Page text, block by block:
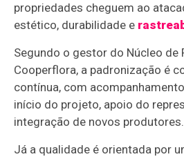
propriedades cheguem ao
estético, durabilidade e
Segundo o gestor do Núcleo de
Cooperflora, a padronização é
contínua, com
início do projeto, apoio do
integração de novos produtores.
Já a qualidade é orientada por